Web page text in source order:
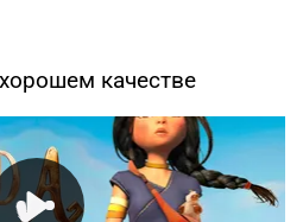
качестве